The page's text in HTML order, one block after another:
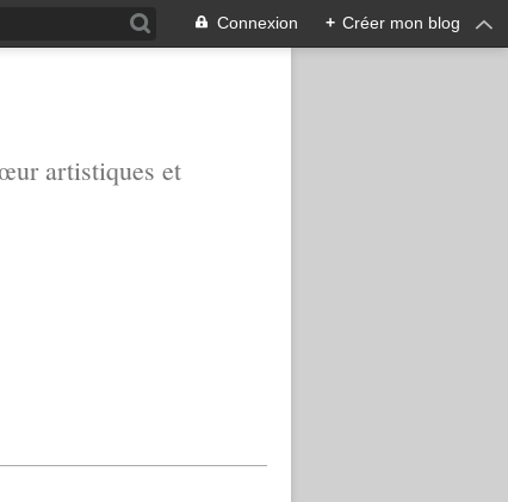
Connexion + Créer mon blog
artistiques et